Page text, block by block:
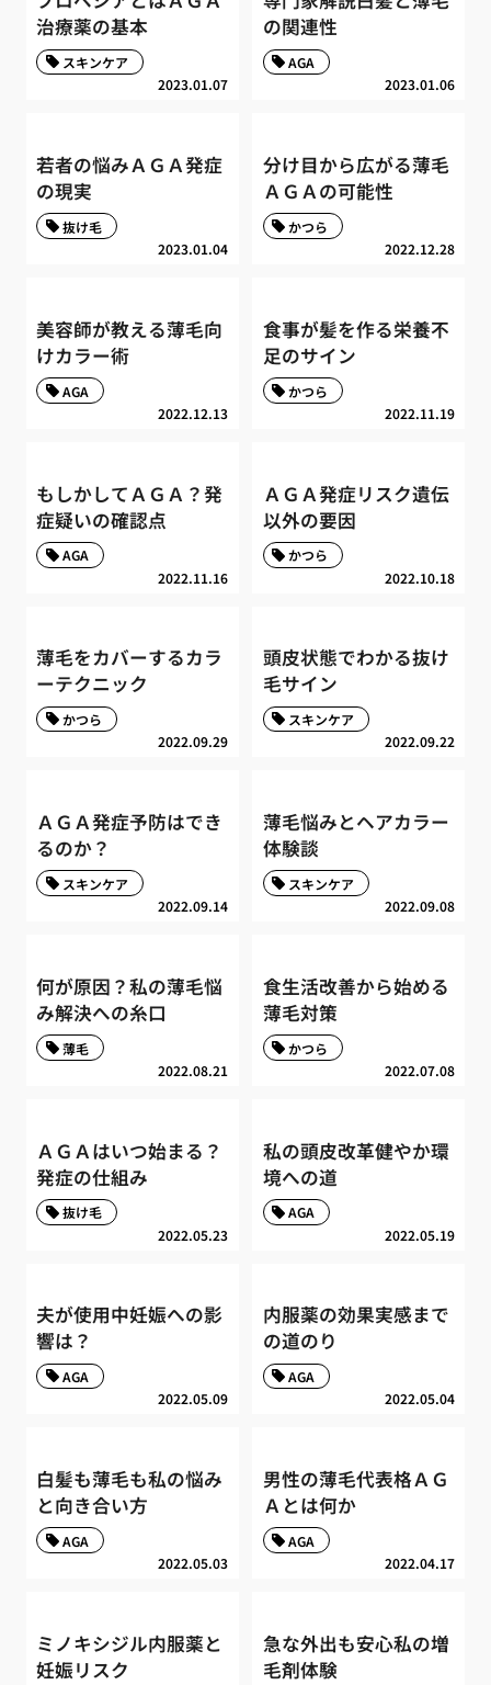
治療薬の基本
2023.01.07
スキンケア
の関連性
2023.01.06
AGA
若者の悩みＡＧＡ発症
の現実
2023.01.04
抜け毛
分け目から広がる薄毛
ＡＧＡの可能性
2022.12.28
かつら
美容師が教える薄毛向
けカラー術
2022.12.13
AGA
食事が髪を作る栄養不
足のサイン
2022.11.19
かつら
もしかしてＡＧＡ？発
症疑いの確認点
2022.11.16
AGA
ＡＧＡ発症リスク遺伝
以外の要因
2022.10.18
かつら
薄毛をカバーするカラ
ーテクニック
2022.09.29
かつら
頭皮状態でわかる抜け
毛サイン
2022.09.22
スキンケア
ＡＧＡ発症予防はでき
るのか？
2022.09.14
スキンケア
薄毛悩みとヘアカラー
体験談
2022.09.08
スキンケア
何が原因？私の薄毛悩
み解決への糸口
2022.08.21
薄毛
食生活改善から始める
薄毛対策
2022.07.08
かつら
ＡＧＡはいつ始まる？
発症の仕組み
2022.05.23
抜け毛
私の頭皮改革健やか環
境への道
2022.05.19
AGA
夫が使用中妊娠への影
響は？
2022.05.09
AGA
内服薬の効果実感まで
の道のり
2022.05.04
AGA
白髪も薄毛も私の悩み
と向き合い方
2022.05.03
AGA
男性の薄毛代表格ＡＧ
Ａとは何か
2022.04.17
AGA
ミノキシジル内服薬と
妊娠リスク
急な外出も安心私の増
毛剤体験